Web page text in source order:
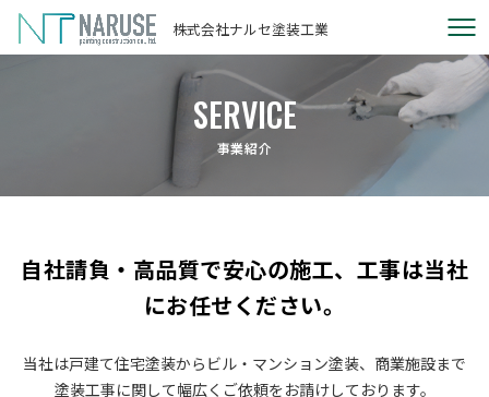
株式会社ナルセ塗装工業
SERVICE
事業紹介
自社請負・高品質で安心の施工、工事は当社
にお任せください。
当社は戸建て住宅塗装からビル・マンション塗装、商業施設まで
塗装工事に関して幅広く ご依頼をお請けしております。